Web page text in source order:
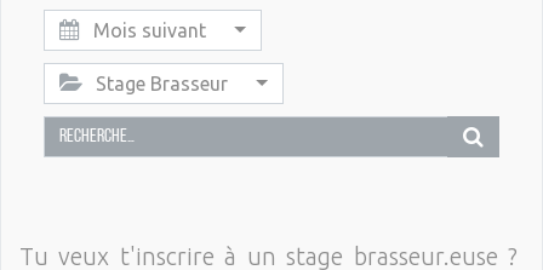
Mois suivant
Stage Brasseur
Tu veux t'inscrire à un stage brasseur.euse ?